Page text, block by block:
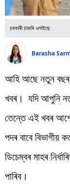
চৰকাৰী চাকৰি ওলাইছে
Barasha
আহি আছে নতুন
খবৰ। যদি আপুনি
তেন্তে এই খবৰ
পদৰ বাবে বিভাগীয়
ডিচেম্বৰ মাহৰ
পাৰিব।